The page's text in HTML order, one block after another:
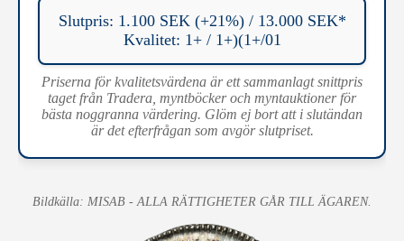
Slutpris: 1.100 SEK (+21%) / 13.000 SEK*
Kvalitet: 1+ / 1+)(1+/01
Priserna för kvalitetsvärdena är ett sammanlagt snittpris
taget från Tradera, myntböcker och myntauktioner för
bästa noggranna värdering. Glöm ej bort att i slutändan
är det efterfrågan som avgör slutpriset.
Bildkälla: MISAB - ALLA RÄTTIGHETER GÅR TILL ÄGAREN.